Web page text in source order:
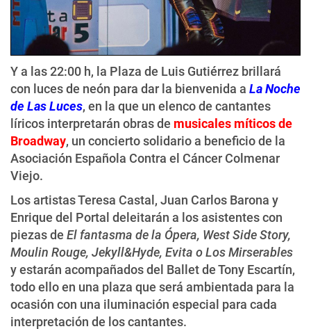
Y a las 22:00 h, la Plaza de Luis Gutiérrez brillará
con luces de neón para dar la bienvenida a La Noche
de Las Luces, en la que un elenco de cantantes
líricos interpretarán obras de musicales míticos de
Broadway, un concierto solidario a beneficio de la
Asociación Española Contra el Cáncer Colmenar
Viejo.
Los artistas Teresa Castal, Juan Carlos Barona y
Enrique del Portal deleitarán a los asistentes con
piezas de El fantasma de la Ópera, West Side Story,
Moulin Rouge, Jekyll&Hyde, Evita o Los Mirserables
y estarán acompañados del Ballet de Tony Escartín,
todo ello en una plaza que será ambientada para la
ocasión con una iluminación especial para cada
interpretación de los cantantes.